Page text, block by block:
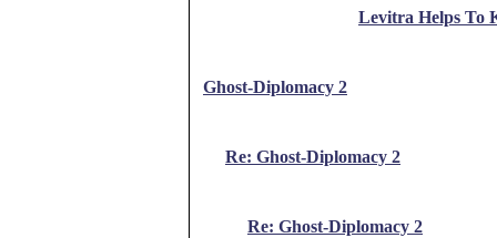
Levitra Helps To
Ghost-Diplomacy 2
Re: Ghost-Diplomacy 2
Re: Ghost-Diplomacy 2